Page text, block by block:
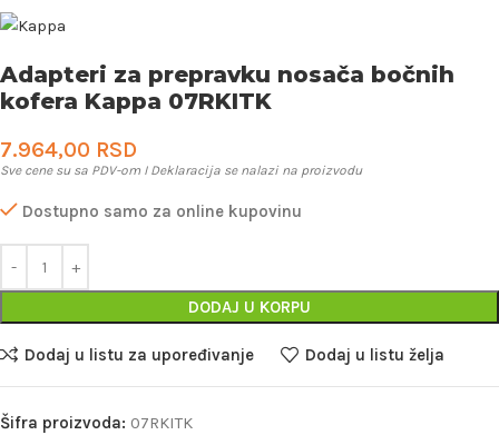
Adapteri za prepravku nosača bočnih
kofera Kappa 07RKITK
7.964,00 RSD
Sve cene su sa PDV-om I Deklaracija se nalazi na proizvodu
Dostupno samo za online kupovinu
DODAJ U KORPU
Dodaj u listu za upoređivanje Dodaj u listu želja
Šifra proizvoda: 07RKITK